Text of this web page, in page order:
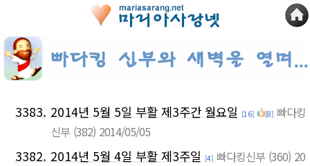
3383. 2014년 5월 5일 부활 제3주간 월요일 [16] [8] 빠다킹
신부 (382) 2014/05/05
3382. 2014년 5월 4일 부활 제3주일 [4] 빠다킹신부 (360) 20